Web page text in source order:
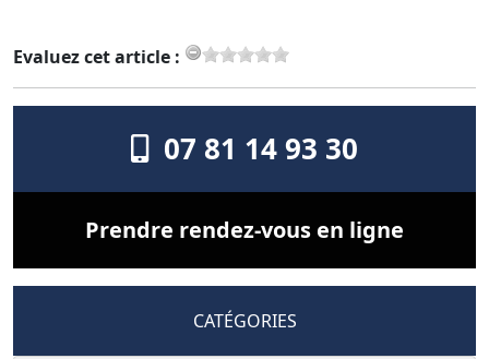
Evaluez cet article :
07 81 14 93 30
Prendre rendez-vous en ligne
CATÉGORIES